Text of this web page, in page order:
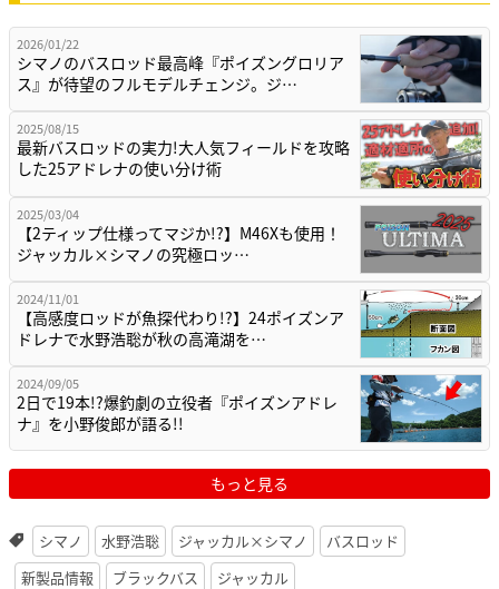
2026/01/22
シマノのバスロッド最高峰『ポイズングロリア
ス』が待望のフルモデルチェンジ。ジ…
2025/08/15
最新バスロッドの実力!大人気フィールドを攻略
した25アドレナの使い分け術
2025/03/04
【2ティップ仕様ってマジか!?】M46Xも使用！
ジャッカル×シマノの究極ロッ…
2024/11/01
【高感度ロッドが魚探代わり!?】24ポイズンア
ドレナで水野浩聡が秋の高滝湖を…
2024/09/05
2日で19本!?爆釣劇の立役者『ポイズンアドレ
ナ』を小野俊郎が語る!!
もっと見る
シマノ 水野浩聡 ジャッカル×シマノ
バスロッド
新製品情報
ブラックバス ジャッカル